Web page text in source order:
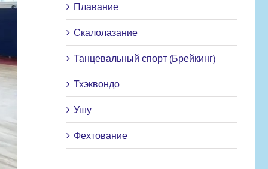
Плавание
Скалолазание
Танцевальный спорт (Брейкинг)
Тхэквондо
Ушу
Фехтование